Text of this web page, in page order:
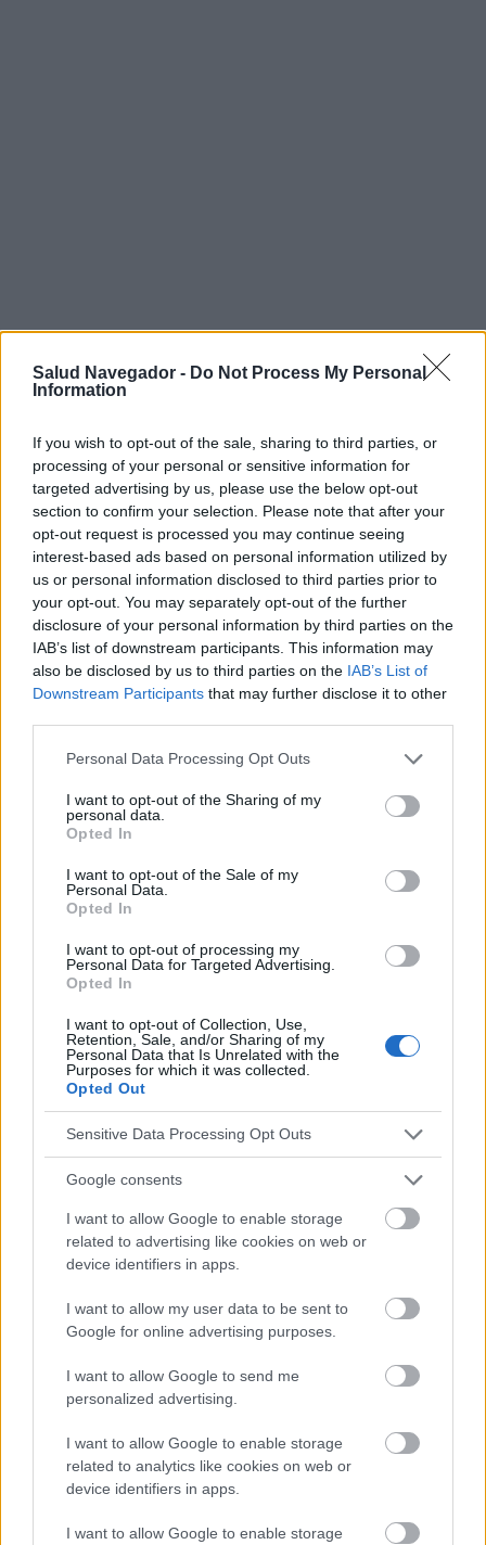
Salud Navegador - Do Not Process My Personal
Information
If you wish to opt-out of the sale, sharing to third parties, or
processing of your personal or sensitive information for
targeted advertising by us, please use the below opt-out
section to confirm your selection. Please note that after your
opt-out request is processed you may continue seeing
interest-based ads based on personal information utilized by
us or personal information disclosed to third parties prior to
your opt-out. You may separately opt-out of the further
disclosure of your personal information by third parties on the
IAB’s list of downstream participants. This information may
also be disclosed by us to third parties on the IAB’s List of
Downstream Participants that may further disclose it to other
Please note that this website/app uses one or more Google
not limited to your visit or usage behaviour. You may click to
grant or deny consent to Google and its third-party tags to
use your data for below specified purposes in below Google
consent section.
Personal Data Processing Opt Outs
I want to opt-out of the Sharing of my
personal data.
Opted In
I want to opt-out of the Sale of my
Personal Data.
Opted In
I want to opt-out of processing my
Personal Data for Targeted Advertising.
Opted In
I want to opt-out of Collection, Use,
Retention, Sale, and/or Sharing of my
Personal Data that Is Unrelated with the
Purposes for which it was collected.
Opted Out
Sensitive Data Processing Opt Outs
Google consents
I want to allow Google to enable storage
related to advertising like cookies on web or
device identifiers in apps.
I want to allow my user data to be sent to
Google for online advertising purposes.
I want to allow Google to send me
personalized advertising.
I want to allow Google to enable storage
related to analytics like cookies on web or
device identifiers in apps.
I want to allow Google to enable storage
RELACIONADO
Temas Digestión Flora intestinal
Trastornos de la absorción
Mira también en la lengua english
deutsch polskim
Fuentes
"Problemas de salud seleccionados condicionados por una
nutrición infantil inadecuada - aspecto clínico y de enfermería"
R. J. Makosiej, E. Czkwianiac, L. Sochacka [en:] "Selected issue
studentów pielęgniarstwa i położnictwa" (Cuestión
seleccionada de pediatría y enfermería pediátrica. Manual para
estudiantes de enfermería y matronas) editado por L.
El contenido y los materiales de este sitio son de carácter
educativo e informativo. El editor y los redactores del sitio no son
responsables de los efectos de su aplicación. Antes de aplicar
los consejos y sugerencias incluidos en este sitio web consúltalo
con un médico.
Publicidad: